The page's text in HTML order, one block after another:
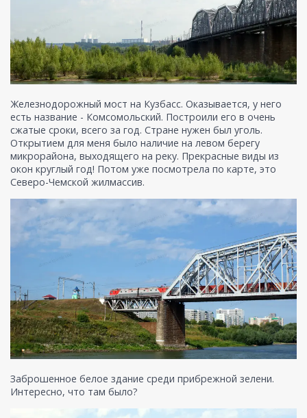
Железнодорожный мост на Кузбасс. Оказывается, у него
есть название - Комсомольский. Построили его в очень
сжатые сроки, всего за год. Стране нужен был уголь.
Открытием для меня было наличие на левом берегу
микрорайона, выходящего на реку. Прекрасные виды из
окон круглый год! Потом уже посмотрела по карте, это
Северо-Чемской жилмассив.
Заброшенное белое здание среди прибрежной зелени.
Интересно, что там было?